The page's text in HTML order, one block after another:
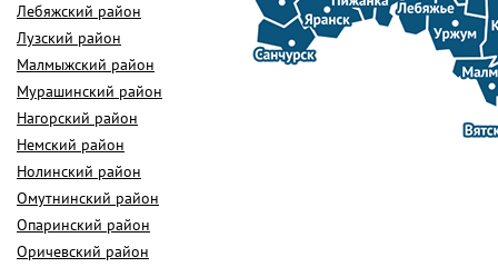
Лебяжский район
Лузский район
Малмыжский район
Мурашинский район
Нагорский район
Немский район
Нолинский район
Омутнинский район
Опаринский район
Оричевский район